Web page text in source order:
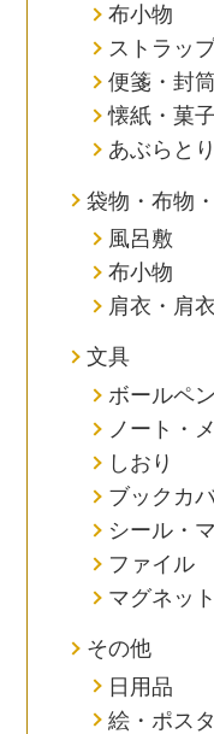
布小物
ストラッ
便箋・封
懐紙・菓
あぶらと
袋物・布物
風呂敷
布小物
肩衣・肩
文具
ボールペン
ノート・
しおり
ブックカ
シール・
ファイル
マグネット
その他
日用品
絵・ポス